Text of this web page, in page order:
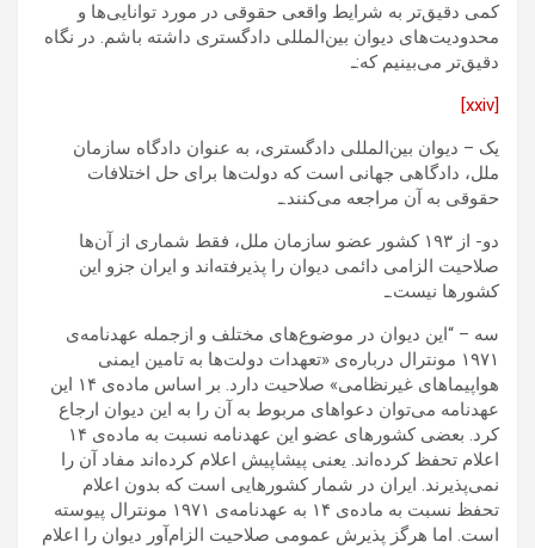
کمی دقیق‌تر به شرایط واقعی حقوقی در مورد توانایی‌ها و
محدودیت‌های ديوان بين‌المللى دادگسترى داشته باشم. در نگاه
دقیق‌تر می‌بینیم که:ـ
[xxiv]
یک – دیوان بین‌المللی دادگستری، به عنوان دادگاه سازمان
ملل، دادگاهی جهانی است که دولت‌ها برای حل اختلافات
حقوقی به آن مراجعه می‌کنند.ـ
دو- از ۱۹۳ کشور عضو سازمان ملل، فقط شماری از آن‌ها
صلاحیت الزامی دائمی دیوان را پذیرفته‌اند و ایران جزو این
کشورها نیست.ـ
سه – “این دیوان در موضوع‌های مختلف و ازجمله عهدنامه‌ی
۱۹۷۱ مونترال درباره‌ی «تعهدات دولت‌ها به تامين ايمنى
هواپيماهاى غيرنظامى» صلاحیت دارد. بر اساس ماده‌ی ۱۴ این
عهدنامه می‌توان دعواهای مربوط به آن را به این دیوان ارجاع
کرد. بعضی کشورهای عضو این عهدنامه نسبت به ماده‌ی ۱۴
اعلام تحفظ کرده‌اند. یعنی پیشاپیش اعلام کرده‌اند مفاد آن را
نمی‌پذیرند. ایران در شمار کشورهایی است که بدون اعلام
تحفظ نسبت به ماده‌ی ۱۴ به عهدنامه‌ی ۱۹۷۱ مونترال پیوسته‌
است. اما هرگز پذیرش عمومی صلاحیت الزام‌آور دیوان را اعلام